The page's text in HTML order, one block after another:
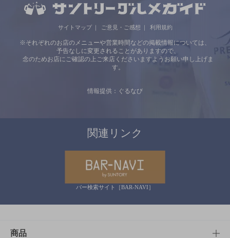
サイトマップ ご意見・ご感想 利用規約
※それぞれのお店のメニューや営業時間などの掲載情報については、
予告なしに変更されることがありますので、
念のためお店にご確認の上ご来店くださいますようお願い申し上げま
す。
情報提供：ぐるなび
関連リンク
バー検索サイト［BAR-NAVI］
商品